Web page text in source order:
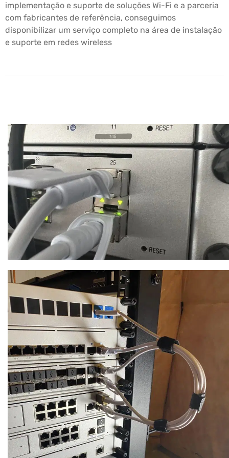
implementação e suporte de soluções Wi-Fi e a parceria
com fabricantes de referência, conseguimos
disponibilizar um serviço completo na área de instalação
e suporte em redes wireless